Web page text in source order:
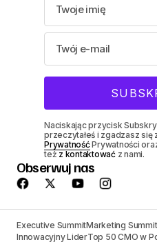
Naciskając przycisk
przeczytałeś i zgadzasz się
PrywatnośćPrywatności
też z kontaktowaćz nami.
Obserwuj nas
Executive SummitMarketing Summit
Innowacyjny LiderTop 50 CMO w